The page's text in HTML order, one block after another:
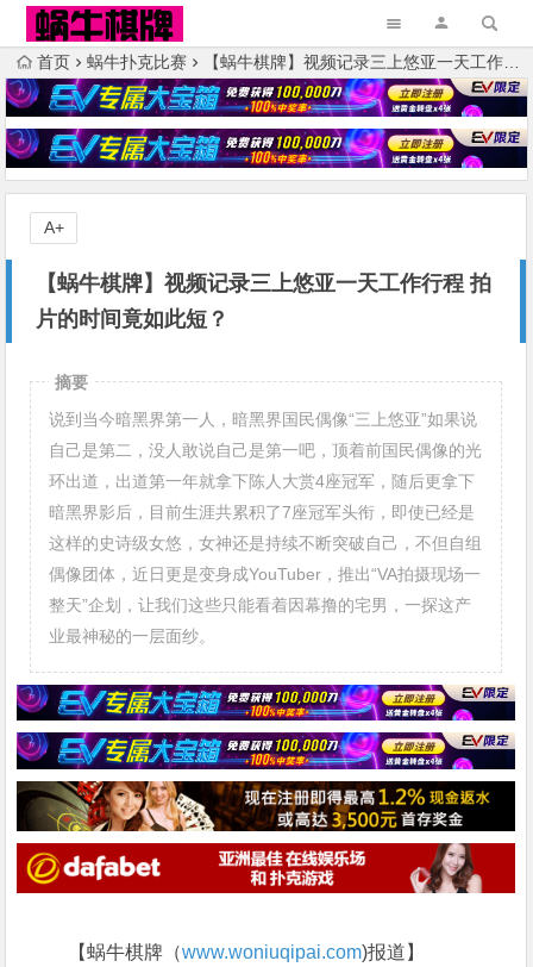
首页 蜗牛扑克比赛 【蜗牛棋牌】视频记录三上悠亚一天工作行程 拍片的时间竟如此短？
【蜗牛棋牌】视频记录三上悠亚一天工作行程 拍
片的时间竟如此短？
A+
摘要
说到当今暗黑界第一人，暗黑界国民偶像“三上悠亚”如果说
自己是第二，没人敢说自己是第一吧，顶着前国民偶像的光
环出道，出道第一年就拿下陈人大赏4座冠军，随后更拿下
暗黑界影后，目前生涯共累积了7座冠军头衔，即使已经是
这样的史诗级女悠，女神还是持续不断突破自己，不但自组
偶像团体，近日更是变身成YouTuber，推出“VA拍摄现场一
整天”企划，让我们这些只能看着因幕撸的宅男，一探这产
业最神秘的一层面纱。
【蜗牛棋牌（www.woniuqipai.com)报道】